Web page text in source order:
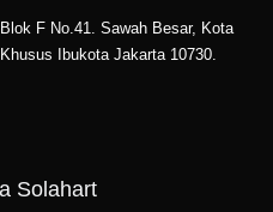
F No.41. Sawah Besar, Kota
Ibukota Jakarta 10730.
Solahart